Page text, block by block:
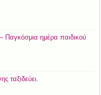
Παγκόσμια ημέρα παιδικού
ταξιδεύει.